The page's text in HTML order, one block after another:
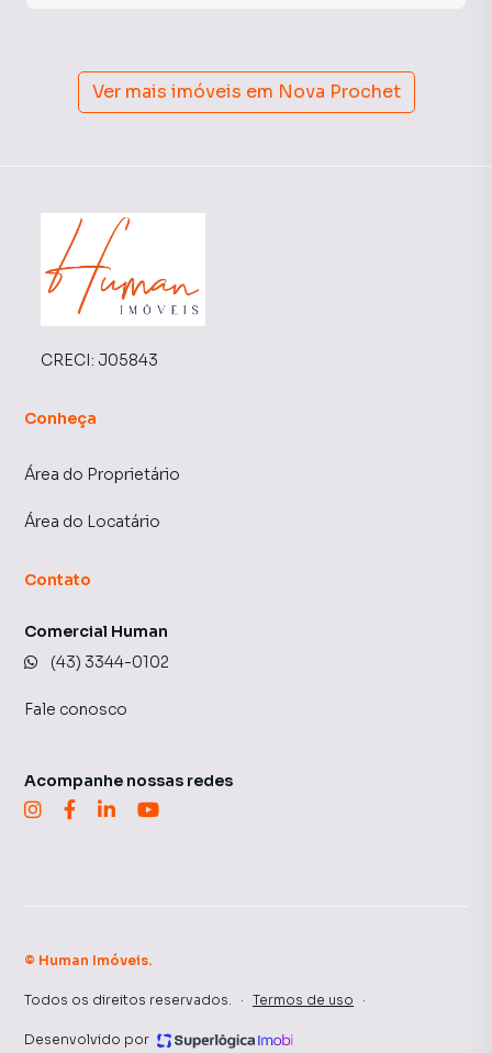
Ver mais imóveis em Nova Prochet
CRECI: J05843
Conheça
Área do Proprietário
Área do Locatário
Contato
Comercial Human
(43) 3344-0102
Fale conosco
Acompanhe nossas redes
© Human Imóveis.
Todos os direitos reservados. · Termos de uso ·
Desenvolvido por